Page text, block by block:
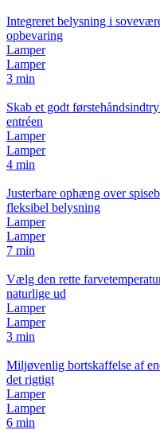
Integreret belysning i
opbevaring
Lamper
Lamper
3 min
Skab et godt
entréen
Lamper
Lamper
4 min
Justerbare ophæng over
fleksibel belysning
Lamper
Lamper
7 min
Vælg den rette
naturlige ud
Lamper
Lamper
3 min
Miljøvenlig bortskaffelse af
det rigtigt
Lamper
Lamper
6 min